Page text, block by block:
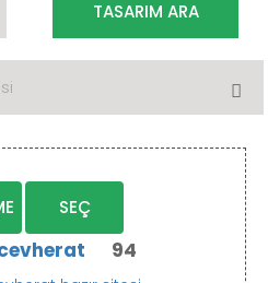
SEÇ
94